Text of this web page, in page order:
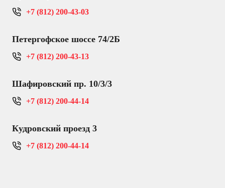
+7 (812) 200-43-03
Петергофское шоссе 74/2Б
+7 (812) 200-43-13
Шафировский пр. 10/3/3
+7 (812) 200-44-14
Кудровский проезд 3
+7 (812) 200-44-14